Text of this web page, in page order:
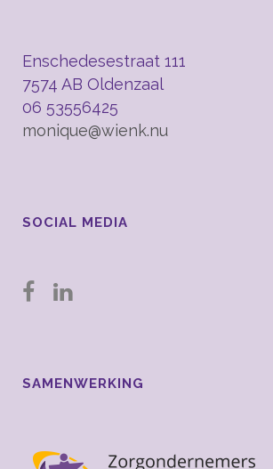
Enschedesestraat 111
7574 AB Oldenzaal
06 53556425
monique@wienk.nu
SOCIAL MEDIA
SAMENWERKING